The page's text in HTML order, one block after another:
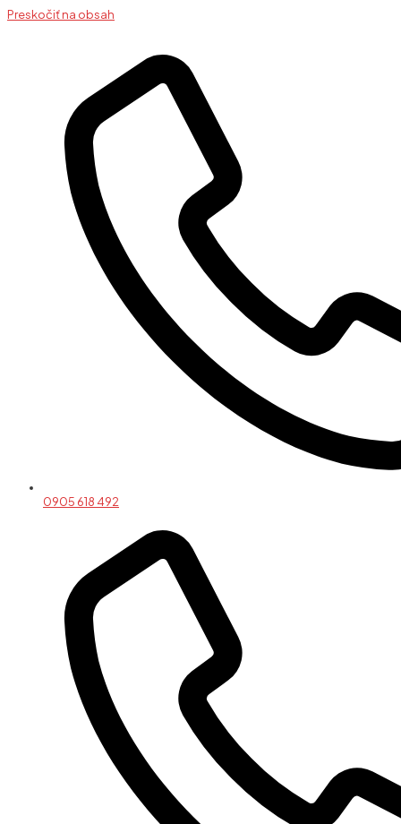
Preskočiť na obsah
0905 618 492